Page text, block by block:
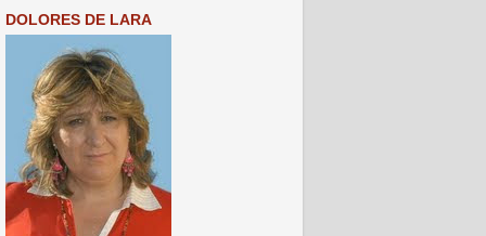
DOLORES DE LARA